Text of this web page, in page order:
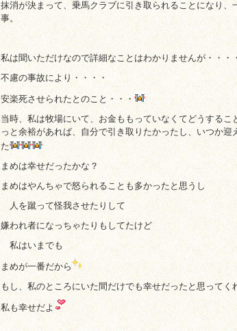
抹消が決まって、乗馬クラブに引き取られることになり、
事。
私は聞いただけなので詳細なことはわかりませんが・・・
不慮の事故により・・・・
安楽死させられたとのこと・・・
当時、私は牧場にいて、お金ももっていなくてどうするこ
っと余裕があれば、自分で引き取りたかったし、いつか
た
まめは幸せだったかな？
まめはやんちゃで怒られることも多かったと思うし
人を蹴って怪我させたりして
嫌われ者になっちゃたりもしてたけど
私はいまでも
まめが一番だから
もし、私のところにいた間だけでも幸せだったと思ってく
私も幸せだよ